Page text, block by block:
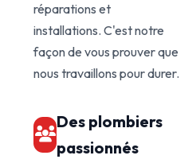
réparations et
installations. C'est notre
façon de vous prouver que
nous travaillons pour durer.
Des plombiers
passionnés